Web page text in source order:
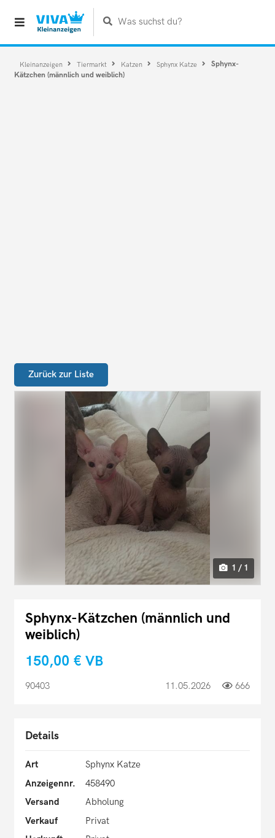
Was suchst du?
Kleinanzeigen Tiermarkt Katzen Sphynx Katze
Sphynx-
Kätzchen (männlich und weiblich)
Zurück zur Liste
1 / 1
Sphynx-Kätzchen (männlich und
weiblich)
150,00 € VB
90403 11.05.2026 666
Details
Art
Sphynx Katze
Anzeigennr.
458490
Versand
Abholung
Verkauf
Privat